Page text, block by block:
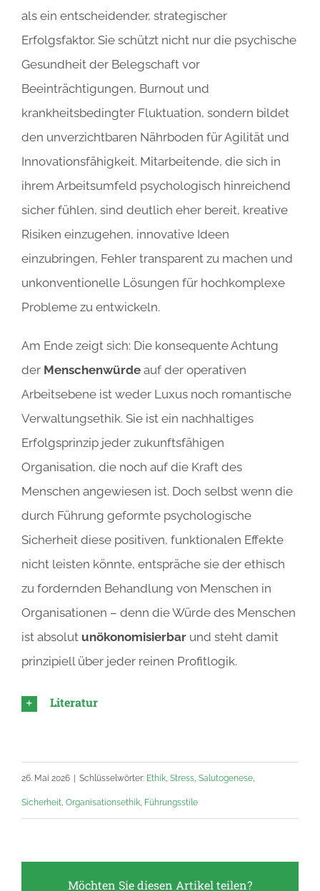
als ein entscheidender, strategischer
Erfolgsfaktor. Sie schützt nicht nur die psychische
Gesundheit der Belegschaft vor
Beeinträchtigungen, Burnout und
krankheitsbedingter Fluktuation, sondern bildet
den unverzichtbaren Nährboden für Agilität und
Innovationsfähigkeit. Mitarbeitende, die sich in
ihrem Arbeitsumfeld psychologisch hinreichend
sicher fühlen, sind deutlich eher bereit, kreative
Risiken einzugehen, innovative Ideen
einzubringen, Fehler transparent zu machen und
unkonventionelle Lösungen für hochkomplexe
Probleme zu entwickeln.
Am Ende zeigt sich: Die konsequente Achtung
der Menschenwürdeauf der operativen
Arbeitsebene ist weder Luxus noch romantische
Verwaltungsethik. Sie ist ein nachhaltiges
Erfolgsprinzip jeder zukunftsfähigen
Organisation, die noch auf die Kraft des
Menschen angewiesen ist. Doch selbst wenn die
durch Führung geformte psychologische
Sicherheit diese positiven, funktionalen Effekte
nicht leisten könnte, entspräche sie der ethisch
zu fordernden Behandlung von Menschen in
Organisationen – denn die Würde des Menschen
ist absolut unökonomisierbarund steht damit
prinzipiell über jeder reinen Profitlogik.
Literatur
26. Mai 2026 Schlüsselwörter: Ethik, Stress, Salutogenese,
Sicherheit, Organisationsethik, Führungsstile
Möchten Sie diesen Artikel teilen?